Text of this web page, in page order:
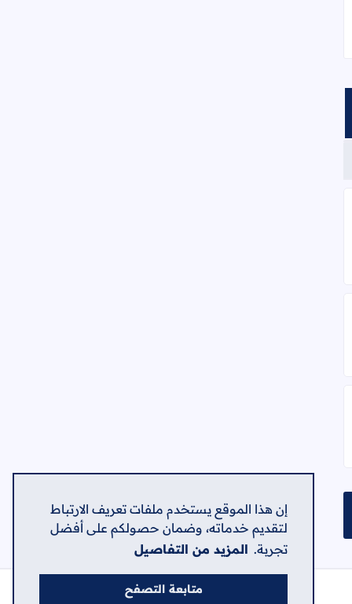
إن هذا الموقع يستخدم ملفات تعريف الارتباط
لتقديم خدماته، وضمان حصولكم على أفضل
تجربة. المزيد من التفاصيل
متابعة التصفح
كاش، وموظف تحضير